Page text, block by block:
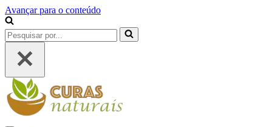
Avançar para o conteúdo
Pesquisar
por...